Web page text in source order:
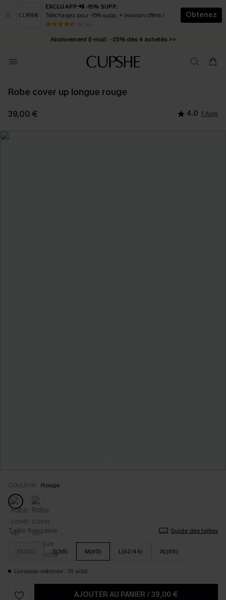
EXCLU APP 📲 -15% SUPP.
Téléchargez pour -15% supp. + livraison offerts !
50 k+
Obtenez
* Livraison éclair 2-3 jours ouvrés >>
Abonnement E-mail : -25% dès 4 achetés >>
Robe cover up longue rouge
39,00 € 4.0 1 Avis
COULEUR: Rouge
Taille française Guide des tailles
XS(36) S(38) M(40) L(42/44) XL(46)
Livraison estimée : 19 août
AJOUTER AU PANIER /39,00 €